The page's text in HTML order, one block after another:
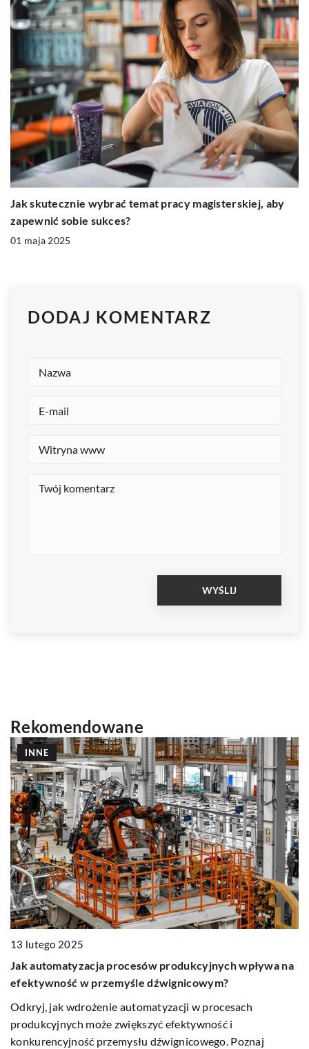
Jak skutecznie wybrać temat pracy magisterskiej, aby
zapewnić sobie sukces?
01 maja 2025
DODAJ KOMENTARZ
Rekomendowane
wpływa na
procesach
i
Poznaj
INNE
Jak wybrać odpowiednią folię do
towarów podczas transportu?
Dowiedz się, które folie do
sprawdzą się najlepiej podczas
rodzaje folii i ich zastosowanie, aby